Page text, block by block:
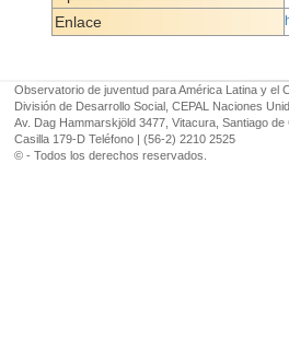
Enlace
Observatorio de juventud para América Latina y el
División de Desarrollo Social, CEPAL Naciones
Av. Dag Hammarskjöld 3477, Vitacura, Santiago de
Casilla 179-D Teléfono | (56-2) 2210 2525
© - Todos los derechos reservados.